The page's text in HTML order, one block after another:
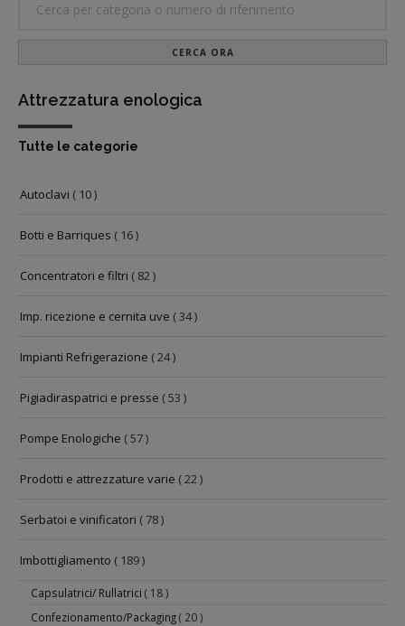
CERCA ORA
Attrezzatura enologica
Tutte le categorie
Autoclavi ( 10 )
Botti e Barriques ( 16 )
Concentratori e filtri ( 82 )
Imp. ricezione e cernita uve ( 34 )
Impianti Refrigerazione ( 24 )
Pigiadiraspatrici e presse ( 53 )
Pompe Enologiche ( 57 )
Prodotti e attrezzature varie ( 22 )
Serbatoi e vinificatori ( 78 )
Imbottigliamento ( 189 )
Capsulatrici/ Rullatrici ( 18 )
Confezionamento/Packaging ( 20 )